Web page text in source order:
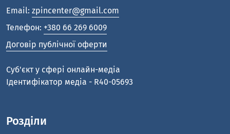
Email: zpincenter@gmail.com
Телефон: +380 66 269 6009
Договір публічної оферти
Cуб'єкт у сфері онлайн-медіа
Ідентифікатор медіа - R40-05693
Розділи